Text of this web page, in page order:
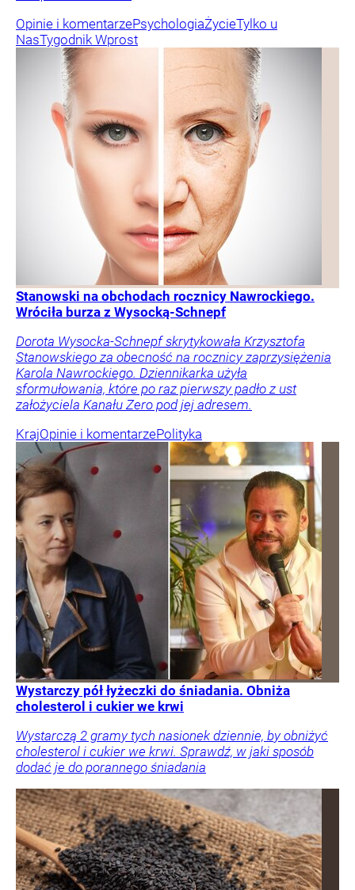
Opinie i komentarzePsychologiaŻycieTylko u
NasTygodnik Wprost
Stanowski na obchodach rocznicy Nawrockiego.
Wróciła burza z Wysocką-Schnepf
Dorota Wysocka-Schnepf skrytykowała Krzysztofa
Stanowskiego za obecność na rocznicy zaprzysiężenia
Karola Nawrockiego. Dziennikarka użyła
sformułowania, które po raz pierwszy padło z ust
założyciela Kanału Zero pod jej adresem.
KrajOpinie i komentarzePolityka
Wystarczy pół łyżeczki do śniadania. Obniża
cholesterol i cukier we krwi
Wystarczą 2 gramy tych nasionek dziennie, by obniżyć
cholesterol i cukier we krwi. Sprawdź, w jaki sposób
dodać je do porannego śniadania